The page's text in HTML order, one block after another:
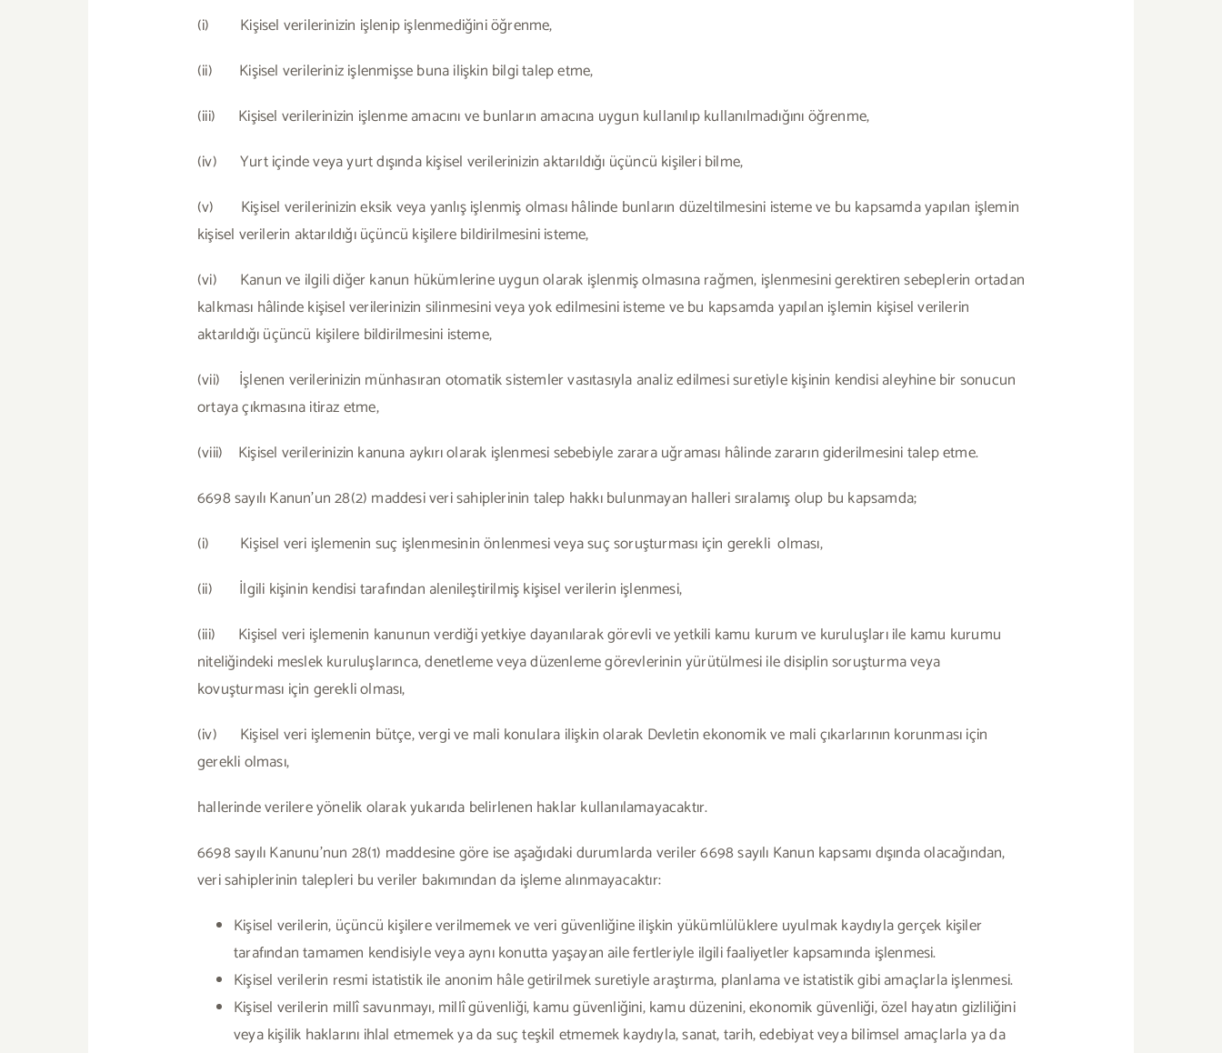
(i) Kişisel verilerinizin işlenip işlenmediğini öğrenme,
(ii) Kişisel verileriniz işlenmişse buna ilişkin bilgi talep etme,
(iii) Kişisel verilerinizin işlenme amacını ve bunların amacına uygun kullanılıp kullanılmadığını öğrenme,
(iv) Yurt içinde veya yurt dışında kişisel verilerinizin aktarıldığı üçüncü kişileri bilme,
(v) Kişisel verilerinizin eksik veya yanlış işlenmiş olması hâlinde bunların düzeltilmesini isteme ve bu kapsamda yapılan işlemin
kişisel verilerin aktarıldığı üçüncü kişilere bildirilmesini isteme,
(vi) Kanun ve ilgili diğer kanun hükümlerine uygun olarak işlenmiş olmasına rağmen, işlenmesini gerektiren sebeplerin ortadan
kalkması hâlinde kişisel verilerinizin silinmesini veya yok edilmesini isteme ve bu kapsamda yapılan işlemin kişisel verilerin
aktarıldığı üçüncü kişilere bildirilmesini isteme,
(vii) İşlenen verilerinizin münhasıran otomatik sistemler vasıtasıyla analiz edilmesi suretiyle kişinin kendisi aleyhine bir sonucun
ortaya çıkmasına itiraz etme,
(viii) Kişisel verilerinizin kanuna aykırı olarak işlenmesi sebebiyle zarara uğraması hâlinde zararın giderilmesini talep etme.
6698 sayılı Kanun’un 28(2) maddesi veri sahiplerinin talep hakkı bulunmayan halleri sıralamış olup bu kapsamda;
(i) Kişisel veri işlemenin suç işlenmesinin önlenmesi veya suç soruşturması için gerekli olması,
(ii) İlgili kişinin kendisi tarafından alenileştirilmiş kişisel verilerin işlenmesi,
(iii) Kişisel veri işlemenin kanunun verdiği yetkiye dayanılarak görevli ve yetkili kamu kurum ve kuruluşları ile kamu kurumu
niteliğindeki meslek kuruluşlarınca, denetleme veya düzenleme görevlerinin yürütülmesi ile disiplin soruşturma veya
kovuşturması için gerekli olması,
(iv) Kişisel veri işlemenin bütçe, vergi ve mali konulara ilişkin olarak Devletin ekonomik ve mali çıkarlarının korunması için
gerekli olması,
hallerinde verilere yönelik olarak yukarıda belirlenen haklar kullanılamayacaktır.
6698 sayılı Kanunu’nun 28(1) maddesine göre ise aşağıdaki durumlarda veriler 6698 sayılı Kanun kapsamı dışında olacağından,
veri sahiplerinin talepleri bu veriler bakımından da işleme alınmayacaktır:
Kişisel verilerin, üçüncü kişilere verilmemek ve veri güvenliğine ilişkin yükümlülüklere uyulmak kaydıyla gerçek kişiler
tarafından tamamen kendisiyle veya aynı konutta yaşayan aile fertleriyle ilgili faaliyetler kapsamında işlenmesi.
Kişisel verilerin resmi istatistik ile anonim hâle getirilmek suretiyle araştırma, planlama ve istatistik gibi amaçlarla işlenmesi.
Kişisel verilerin millî savunmayı, millî güvenliği, kamu güvenliğini, kamu düzenini, ekonomik güvenliği, özel hayatın gizliliğini
veya kişilik haklarını ihlal etmemek ya da suç teşkil etmemek kaydıyla, sanat, tarih, edebiyat veya bilimsel amaçlarla ya da